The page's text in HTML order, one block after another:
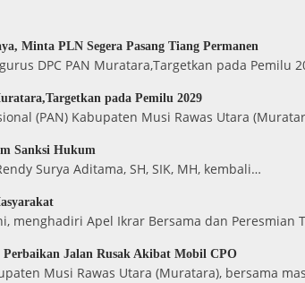
Minta PLN Segera Pasang Tiang Permanen
DPC PAN Muratara,Targetkan pada Pemilu
pada Pemilu 2029
(PAN) Kabupaten Musi Rawas Utara
Sanksi Hukum
Surya Aditama, SH, SIK, MH, kembali…
menghadiri Apel Ikrar Bersama dan Peresmian
Jalan Rusak Akibat Mobil CPO
Musi Rawas Utara (Muratara), bersama